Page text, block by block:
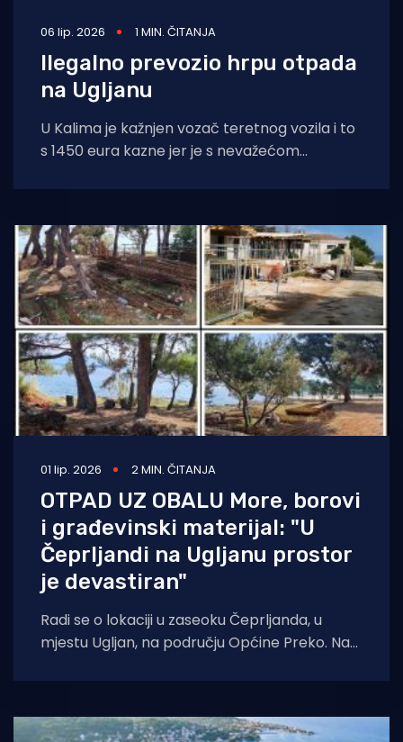
06 lip. 2026 1 MIN. ČITANJA
Ilegalno prevozio hrpu otpada
na Ugljanu
U Kalima je kažnjen vozač teretnog vozila i to
s 1450 eura kazne jer je s nevažećom
01 lip. 2026 2 MIN. ČITANJA
OTPAD UZ OBALU More, borovi
i građevinski materijal: "U
Čeprljandi na Ugljanu prostor
je devastiran"
Radi se o lokaciji u zaseoku Čeprljanda, u
mjestu Ugljan, na području Općine Preko. Na